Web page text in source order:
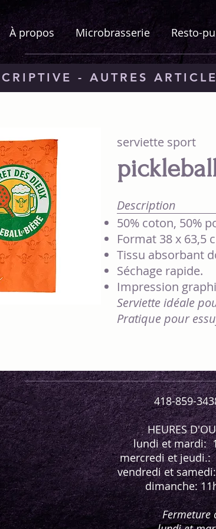
À propos Microbrasserie Resto-
- AUTRES
serviette sport
Description
50% coton, 50%
Format 38 x 63,5
Tissu absorbant
Séchage rapide.
Impression
Serviette idéale
Pratique pour
418-859-
HEURES
lundi et mardi:
mercredi et
vendredi et
dimanche:
Fermeture